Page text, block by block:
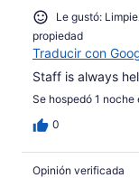
Le gustó:
propiedad
Traducir con
Staff is always
Se hospedó 1
0
Opinión verificada